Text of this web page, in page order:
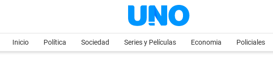
Inicio Política Sociedad Series y Películas Economia Policiales